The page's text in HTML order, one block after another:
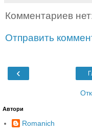
Комментариев
Отправить
‹
Автори
Romanich